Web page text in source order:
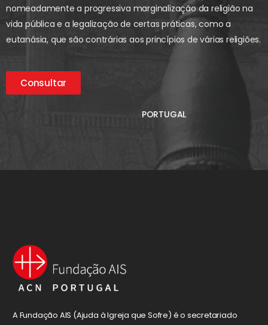
nomeadamente a progressiva marginalização da religião na
vida pública e a legalização de certas práticas, como a
eutanásia, que são contrárias aos princípios de várias religiões.
Consultar
PORTUGAL
A Fundação AIS (Ajuda à Igreja que Sofre) é o secretariado